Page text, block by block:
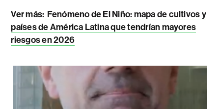
Ver más: Fenómeno de El Niño: mapa de cultivos y
países de América Latina que tendrían mayores
riesgos en 2026